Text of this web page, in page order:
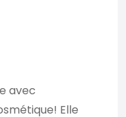
avec
Elle